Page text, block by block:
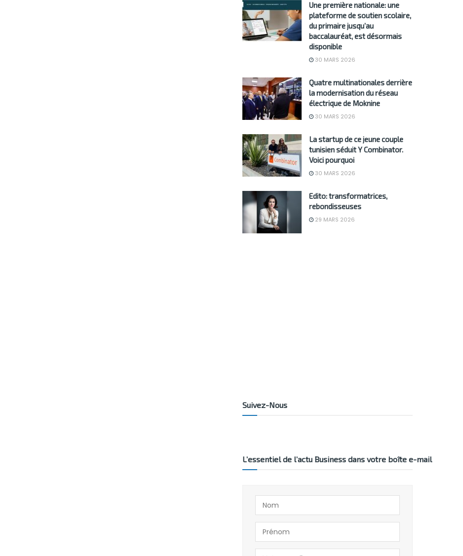
Une première nationale: une
plateforme de soutien scolaire,
du primaire jusqu’au
baccalauréat, est désormais
disponible
30 MARS 2026
Quatre multinationales derrière
la modernisation du réseau
électrique de Moknine
30 MARS 2026
La startup de ce jeune couple
tunisien séduit Y Combinator.
Voici pourquoi
30 MARS 2026
Edito: transformatrices,
rebondisseuses
29 MARS 2026
Suivez-Nous
L’essentiel de l’actu Business dans votre boîte e-mail